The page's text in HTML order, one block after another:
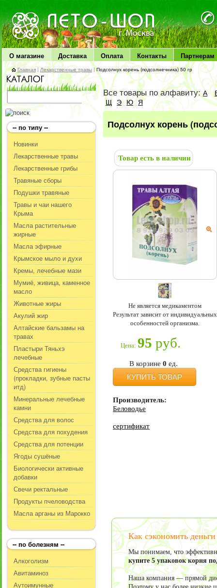
ЛЕТО чудо здоровья
О магазине Доставка Оплата Контакты Партнерам
Главная |Лекарственные травы |Подсолнух корень (подсолнечника) 50 гр
-- по типу --
Новинки
Лекарственные травы
Лекарственные грибы
Травяные сборы
Подушки травяные
Травы и чаи нашего
Крыма
Масла растительные
жирные
Масла эфирные
Крымское мыло и духи
Кремы, лечебные мази
Мумиё, живица, каменное
масло
Животные жиры
Акулий жир
Алтайские бальзамы на
травах
Пластыри Тяньхэ
лечебные
Средства гигиены
(прокладки, зубные пасты
итд)
Минеральные лечебные
камни
Средства для волос
Средства для похудения
Средства для потенции
Ягоды сушёные
Биологически активные
добавки
Свечи ректальные
Продукты пчеловодства
Масла арганы из Марокко
-- по болезням --
Алкоголизм
Авитаминоз
Аутоимунные
Все товары по алфавиту:А
Щ Э Ю Я
Подсолнух корень
Товар есть в наличии
Не является медикаментом
Результат зависит от индивидуальных
особенностей организма.
Цена: 95 руб.
В корзине 0 ед.
КУПИТЬ ТОВАР
Производитель:
Беловодье
сертификат
Как сэкономить
Мы понимаем, что
купите 5 упаковок корня
Наша компания — прямой